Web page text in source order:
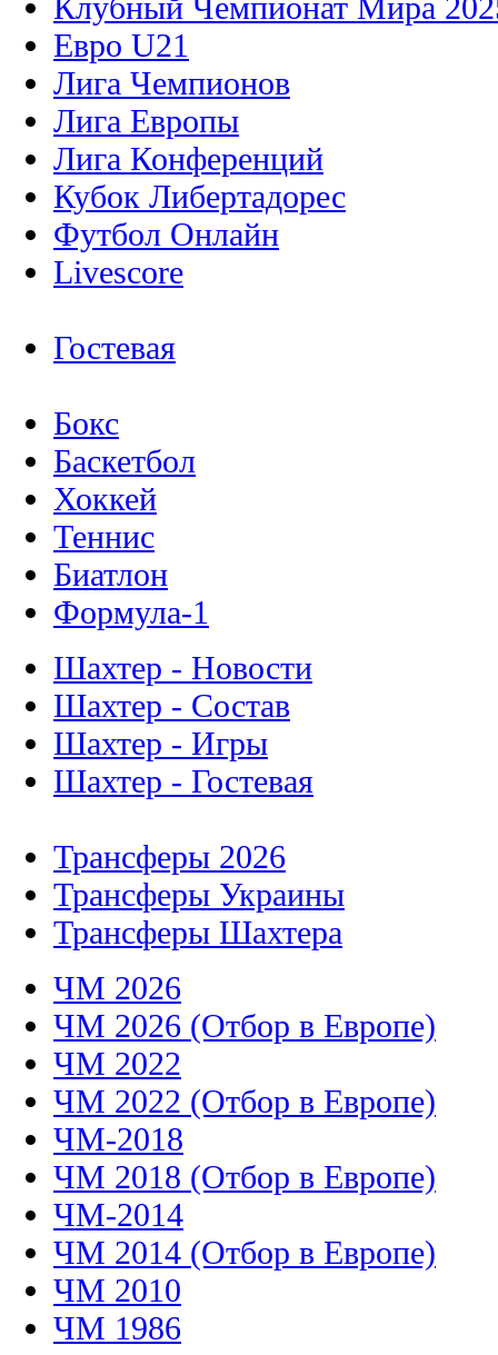
Клубный Чемпионат Мира
Евро U21
Лига Чемпионов
Лига Европы
Лига Конференций
Кубок Либертадорес
Футбол Онлайн
Livescore
Гостевая
Бокс
Баскетбол
Хоккей
Теннис
Биатлон
Формула-1
Шахтер - Новости
Шахтер - Состав
Шахтер - Игры
Шахтер - Гостевая
Трансферы 2026
Трансферы Украины
Трансферы Шахтера
ЧМ 2026
ЧМ 2026 (Отбор в Европе)
ЧМ 2022
ЧМ 2022 (Отбор в Европе)
ЧМ-2018
ЧМ 2018 (Отбор в Европе)
ЧМ-2014
ЧМ 2014 (Отбор в Европе)
ЧМ 2010
ЧМ 1986